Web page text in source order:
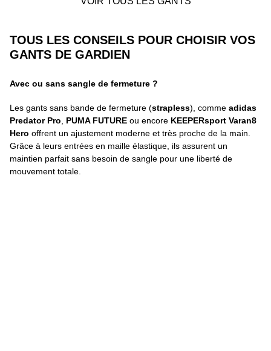
TOUS LES CONSEILS POUR CHOISIR VOS
GANTS DE GARDIEN
Avec ou sans sangle de fermeture ?
Les gants sans bande de fermeture (strapless), comme adidas
Predator Pro
PUMA FUTURE ou encore KEEPERsport Varan8
Hero offrent un ajustement moderne et très proche de la main.
Grâce à leurs entrées en maille élastique, ils assurent un
maintien parfait sans besoin de sangle pour une liberté de
mouvement totale.